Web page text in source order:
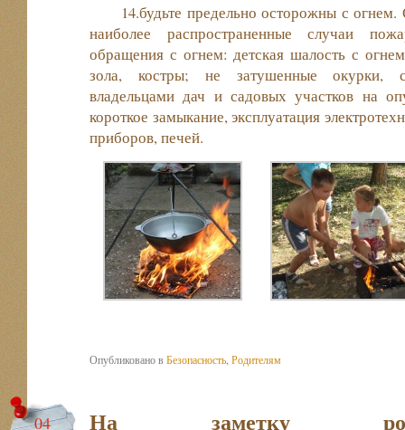
14.будьте предельно осторожны с огнем.
наиболее распространенные случаи
обращения с огнем: детская шалость с
зола, костры; не затушенные окурки,
владельцами дач и садовых участков на
короткое замыкание, эксплуатация
приборов, печей.
Опубликовано вБезопасность Родителям
04
На заметку